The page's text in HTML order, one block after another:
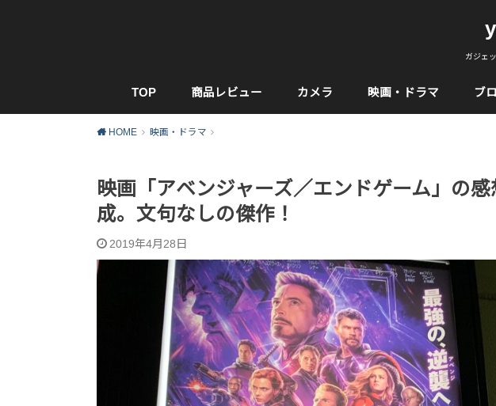
ガジェ
TOP 商品レビュー カメラ 映画・ドラマ ブ
HOME 映画・ドラマ
映画「アベンジャーズ／エンドゲーム」の
成。文句なしの傑作！
2019年4月28日